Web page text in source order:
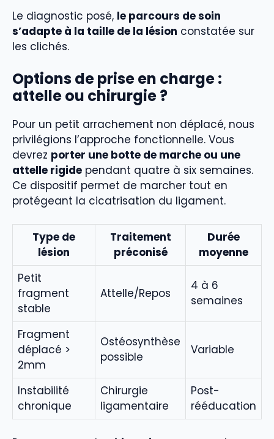
Le diagnostic posé, le parcours de soin
s’adapte à la taille de la lésion constatée sur
les clichés.
Options de prise en charge :
attelle ou chirurgie ?
Pour un petit arrachement non déplacé, nous
privilégions l’approche fonctionnelle. Vous
devrez porter une botte de marche ou une
attelle rigide pendant quatre à six semaines.
Ce dispositif permet de marcher tout en
protégeant la cicatrisation du ligament.
Type de
lésion
Traitement
préconisé
Durée
moyenne
Petit
fragment
stable
Attelle/Repos
4 à 6
semaines
Fragment
déplacé >
2mm
Ostéosynthèse
possible
Variable
Instabilité
chronique
Chirurgie
ligamentaire
Post-
rééducation